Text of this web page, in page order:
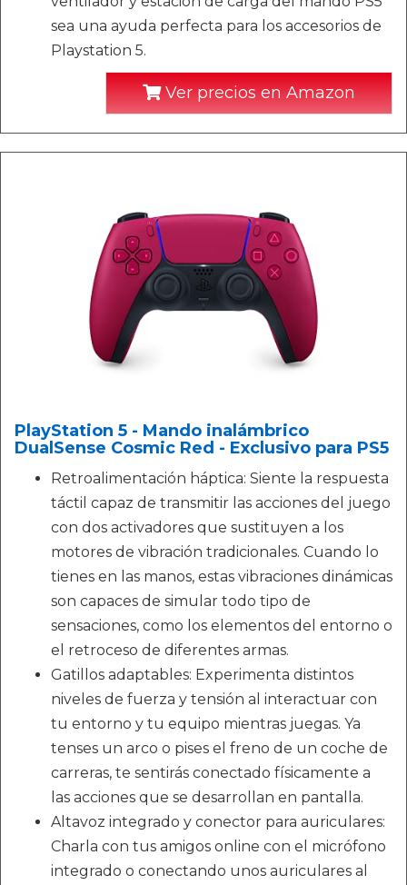
sea una ayuda perfecta para los accesorios de
Playstation 5.
Ver precios en Amazon
PlayStation 5 - Mando inalámbrico
DualSense Cosmic Red - Exclusivo para PS5
Retroalimentación háptica: Siente la respuesta
táctil capaz de transmitir las acciones del juego
con dos activadores que sustituyen a los
motores de vibración tradicionales. Cuando lo
tienes en las manos, estas vibraciones dinámicas
son capaces de simular todo tipo de
sensaciones, como los elementos del entorno o
el retroceso de diferentes armas.
Gatillos adaptables: Experimenta distintos
niveles de fuerza y tensión al interactuar con
tu entorno y tu equipo mientras juegas. Ya
tenses un arco o pises el freno de un coche de
carreras, te sentirás conectado físicamente a
las acciones que se desarrollan en pantalla.
Altavoz integrado y conector para auriculares:
Charla con tus amigos online con el micrófono
integrado o conectando unos auriculares al